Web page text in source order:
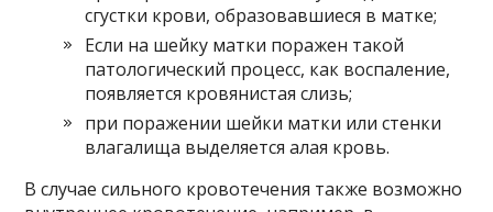
сгустки крови, образовавшиеся в матке;
Если на шейку матки поражен такой
патологический процесс, как воспаление,
появляется кровянистая слизь;
при поражении шейки матки или стенки
влагалища выделяется алая кровь.
В случае сильного кровотечения также возможно